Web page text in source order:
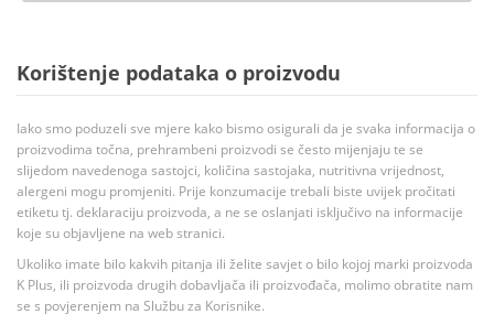
Korištenje podataka o proizvodu
Iako smo poduzeli sve mjere kako bismo osigurali da je svaka informacija o
proizvodima točna, prehrambeni proizvodi se često mijenjaju te se
slijedom navedenoga sastojci, količina sastojaka, nutritivna vrijednost,
alergeni mogu promjeniti. Prije konzumacije trebali biste uvijek pročitati
etiketu tj. deklaraciju proizvoda, a ne se oslanjati isključivo na informacije
koje su objavljene na web stranici.
Ukoliko imate bilo kakvih pitanja ili želite savjet o bilo kojoj marki proizvoda
K Plus, ili proizvoda drugih dobavljača ili proizvođača, molimo obratite nam
se s povjerenjem na Službu za Korisnike.